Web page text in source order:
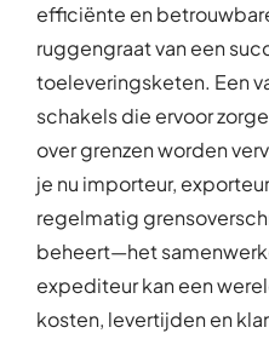
efficiënte en
ruggengraat van een
toeleveringsketen. Een
schakels die ervoor
over grenzen worden
je nu importeur,
regelmatig
beheert—het
expediteur kan een
kosten, levertijden en